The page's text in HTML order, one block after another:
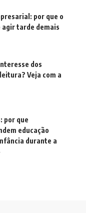
por que o
agir tarde demais
dos
Veja com a
por que
educação
durante a